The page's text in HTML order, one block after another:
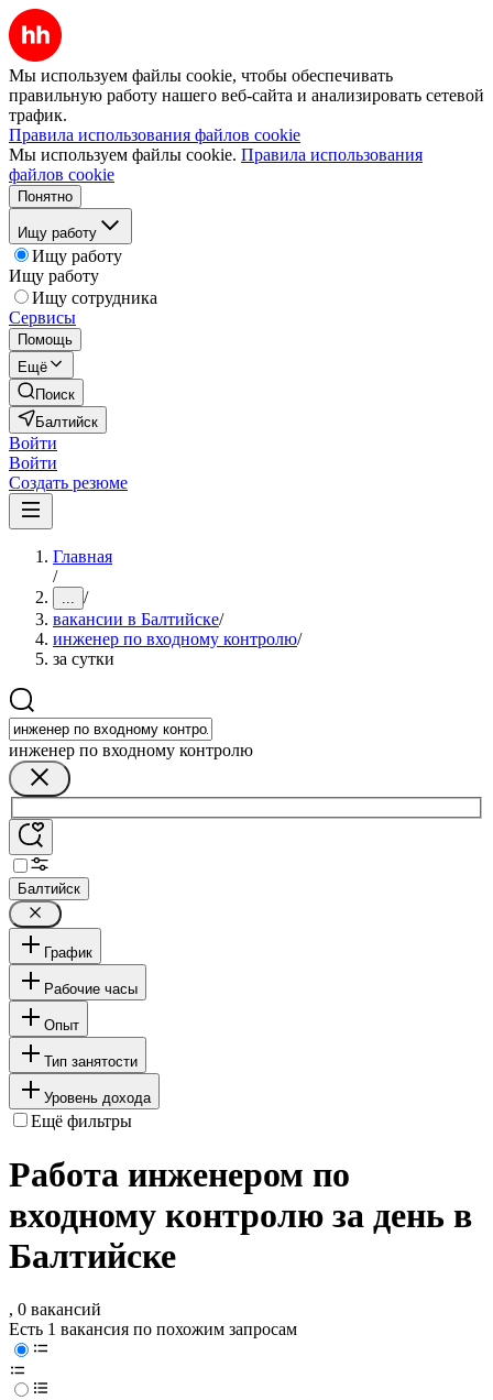
Мы используем файлы cookie, чтобы обеспечивать
правильную работу нашего веб-сайта и анализировать сетевой
трафик.
Правила использования файлов cookie
Мы используем файлы cookie. Правила использования
файлов cookie
Понятно
Ищу работу
Ищу работу
Ищу работу
Ищу сотрудника
Сервисы
Помощь
Ещё
Поиск
Балтийск
Войти
Войти
Создать резюме
Главная
/
... /
вакансии в Балтийске/
инженер по входному контролю/
за сутки
инженер по входному контролю
Балтийск
График
Рабочие часы
Опыт
Тип занятости
Уровень дохода
Ещё фильтры
Работа инженером по
входному контролю за день в
Балтийске
, 0 вакансий
Есть 1 вакансия по похожим запросам